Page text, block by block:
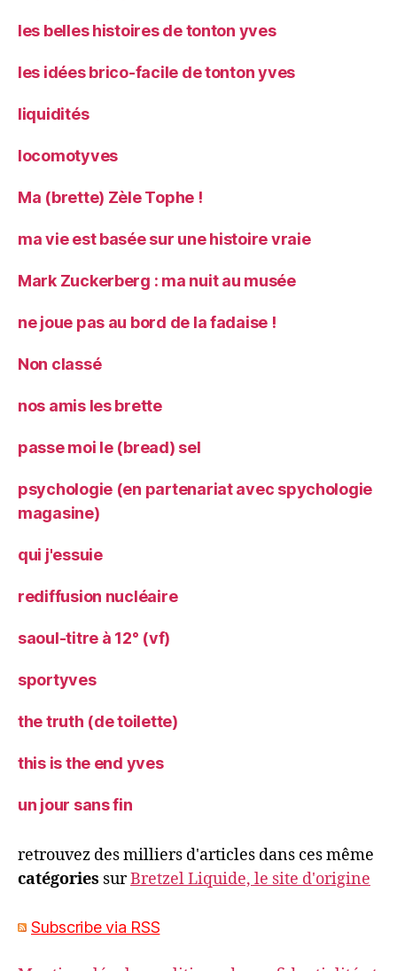
les belles histoires de tonton yves
les idées brico-facile de tonton yves
liquidités
locomotyves
Ma (brette) Zèle Tophe !
ma vie est basée sur une histoire vraie
Mark Zuckerberg : ma nuit au musée
ne joue pas au bord de la fadaise !
Non classé
nos amis les brette
passe moi le (bread) sel
psychologie (en partenariat avec spychologie
magasine)
qui j'essuie
rediffusion nucléaire
saoul-titre à 12° (vf)
sportyves
the truth (de toilette)
this is the end yves
un jour sans fin
retrouvez des milliers d'articles dans ces même
catégories surBretzel Liquide, le site d'origine
Subscribe via RSS